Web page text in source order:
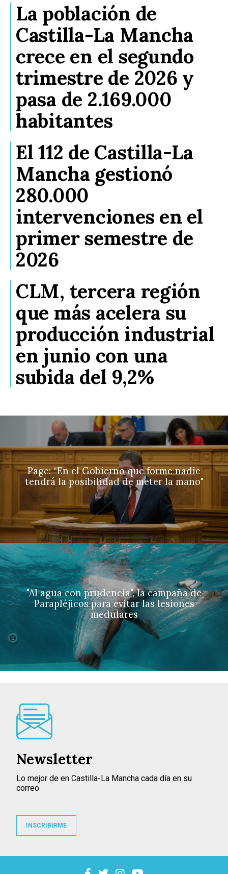
La población de
Castilla-La Mancha
crece en el segundo
trimestre de 2026 y
pasa de 2.169.000
habitantes
El 112 de Castilla-La
Mancha gestionó
280.000
intervenciones en el
primer semestre de
2026
CLM, tercera región
que más acelera su
producción industrial
en junio con una
subida del 9,2%
Page: “En el Gobierno que forme nadie
tendrá la posibilidad de meter la mano"
"Al agua con prudencia", la campaña de
Parapléjicos para evitar las lesiones
medulares
Newsletter
Lo mejor de en Castilla-La Mancha cada día en su
correo
INSCRIBIRME